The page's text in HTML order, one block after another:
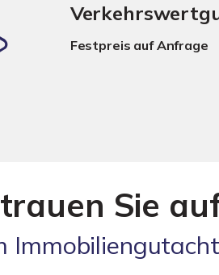
Festpreis auf Anfrage
Sie